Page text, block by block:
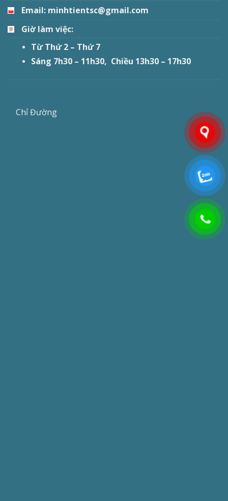
Email: minhtientsc@gmail.com
Giờ làm việc:
Từ Thứ 2 – Thứ 7
Sáng 7h30 – 11h30, Chiều 13h30 – 17h30
Chỉ Đường